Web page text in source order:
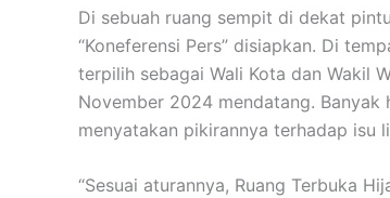
Di sebuah ruang sempit di dekat
“Koneferensi Pers” disiapkan. Di
terpilih sebagai Wali Kota dan Wakil
November 2024 mendatang.
menyatakan pikirannya terhadap isu
“Sesuai aturannya, Ruang Terbuka